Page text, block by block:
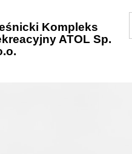
Kompleks
ATOL Sp.